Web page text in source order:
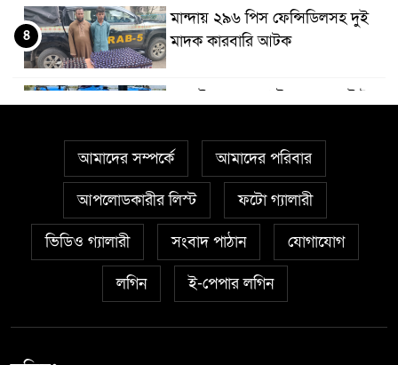
মান্দায় ২৯৬ পিস ফেন্সিডিলসহ দুই
মাদক কারবারি আটক
৪
আত্রাইয়ে ২০ লাখ টাকা মূল্যের ট্রাক্টর
বাঘা পৌরসভার উন্নয়নে পাঁচটি
প্রকল্পের উদ্বোধন করলেন সংসদ
সদস্য আবু সাঈদ চাঁদ
চারঘাটে পাঁচ মাদক মামলার আসামি
গ্রেপ্তার, মাদকের বিরুদ্ধে জিরো
আমাদের সম্পর্কে আমাদের পরিবার
আপলোডকারীর লিস্ট ফটো গ্যালারী
ভিডিও গ্যালারী সংবাদ পাঠান যোগাযোগ
লগিন ই-পেপার লগিন